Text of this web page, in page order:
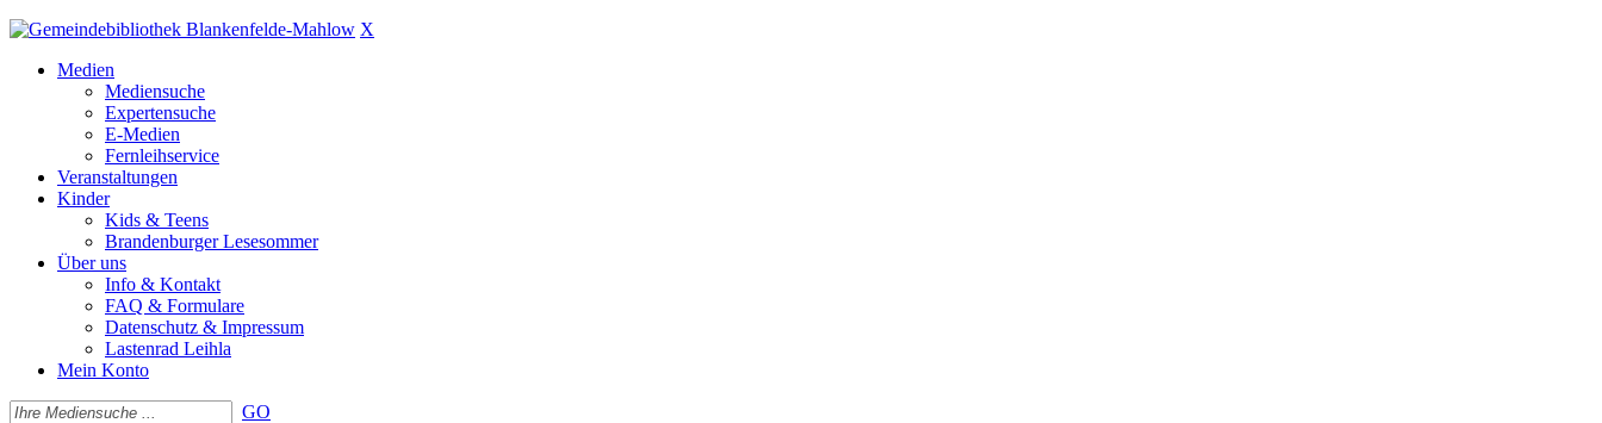
X
Medien
Mediensuche
Expertensuche
E-Medien
Fernleihservice
Veranstaltungen
Kinder
Kids & Teens
Brandenburger Lesesommer
Über uns
Info & Kontakt
FAQ & Formulare
Datenschutz & Impressum
Lastenrad Leihla
Mein Konto
GO